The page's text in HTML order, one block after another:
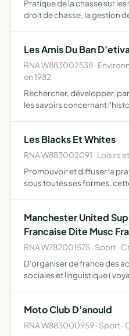
Pratique de la chasse sur
droit de chasse, la gestion
Les Amis Du Ban
RNA W883002538 ·
en 1982
Rechercher, développer,
les savoirs concernant
Les Blacks Et Whites
RNA W883002091 · Loisirs
Promouvoir et diffuser la
sous toutes ses formes,
Manchester United
Francaise Dite Musc
RNA W782001575 · Sport ·
D'organiser de france des
sociales et linguistique (
Moto Club D'anould
RNA W883000959 · Sport ·